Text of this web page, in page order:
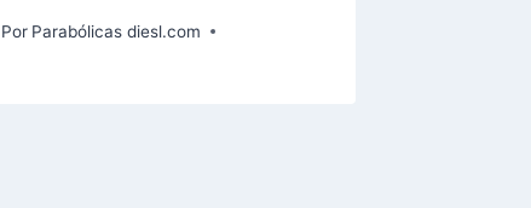
Por Parabólicas diesl.com